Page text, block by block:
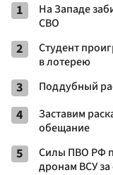
1
На Западе
СВО
2
Студент
в лотерею
3 Поддубный
4
Заставим
обещание
5
Cилы ПВО РФ
дронам ВСУ за